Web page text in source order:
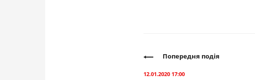
Попередня подія
12.01.2020 17:00